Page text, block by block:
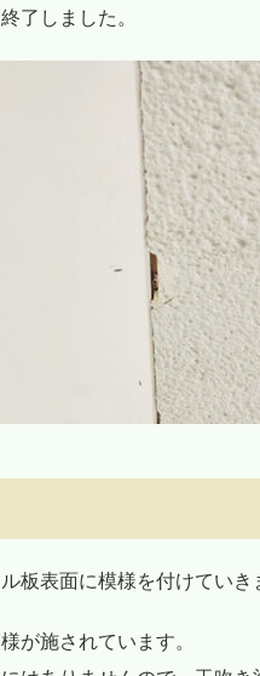
了しました。
板表面に模様を付けていき
が施されています。